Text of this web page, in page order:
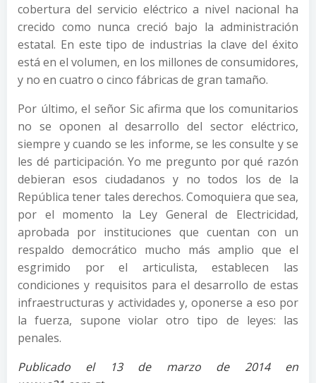
cobertura del servicio eléctrico a nivel nacional ha
crecido como nunca creció bajo la administración
estatal. En este tipo de industrias la clave del éxito
está en el volumen, en los millones de consumidores,
y no en cuatro o cinco fábricas de gran tamaño.
Por último, el señor Sic afirma que los comunitarios
no se oponen al desarrollo del sector eléctrico,
siempre y cuando se les informe, se les consulte y se
les dé participación. Yo me pregunto por qué razón
debieran esos ciudadanos y no todos los de la
República tener tales derechos. Comoquiera que sea,
por el momento la Ley General de Electricidad,
aprobada por instituciones que cuentan con un
respaldo democrático mucho más amplio que el
esgrimido por el articulista, establecen las
condiciones y requisitos para el desarrollo de estas
infraestructuras y actividades y, oponerse a eso por
la fuerza, supone violar otro tipo de leyes: las
penales.
Publicado el 13 de marzo de 2014 en